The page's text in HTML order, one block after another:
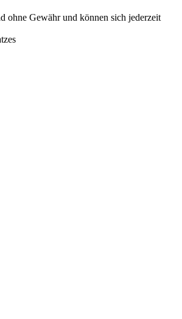
ohne Gewähr und können sich jederzeit